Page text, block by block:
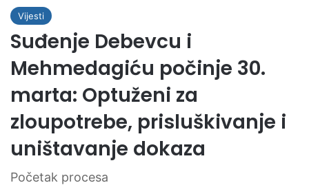
Vijesti
Suđenje Debevcu i
Mehmedagiću počinje 30.
marta: Optuženi za
zloupotrebe, prisluškivanje i
uništavanje dokaza
Početak procesa